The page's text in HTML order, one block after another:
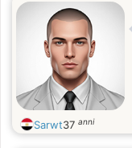
Sarwt37 anni